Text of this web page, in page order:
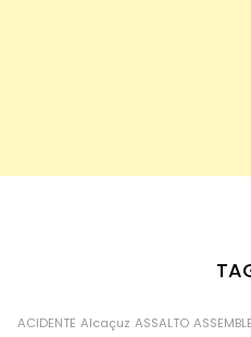
ACIDENTE Alcaçuz ASSALTO